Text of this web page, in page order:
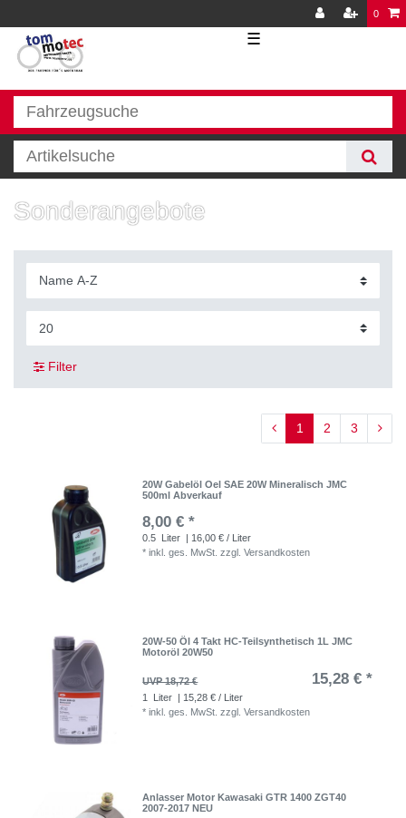
0
☰
Sonderangebote
Filter
1 2 3
20W Gabelöl Oel SAE 20W Mineralisch JMC
500ml Abverkauf
8,00 € *
0.5 Liter | 16,00 € / Liter
*inkl. ges. MwSt. zzgl.Versandkosten
20W-50 Öl 4 Takt HC-Teilsynthetisch 1L JMC
Motoröl 20W50
UVP 18,72 € 15,28 € *
1 Liter | 15,28 € / Liter
*inkl. ges. MwSt. zzgl.Versandkosten
Anlasser Motor Kawasaki GTR 1400 ZGT40
2007-2017 NEU